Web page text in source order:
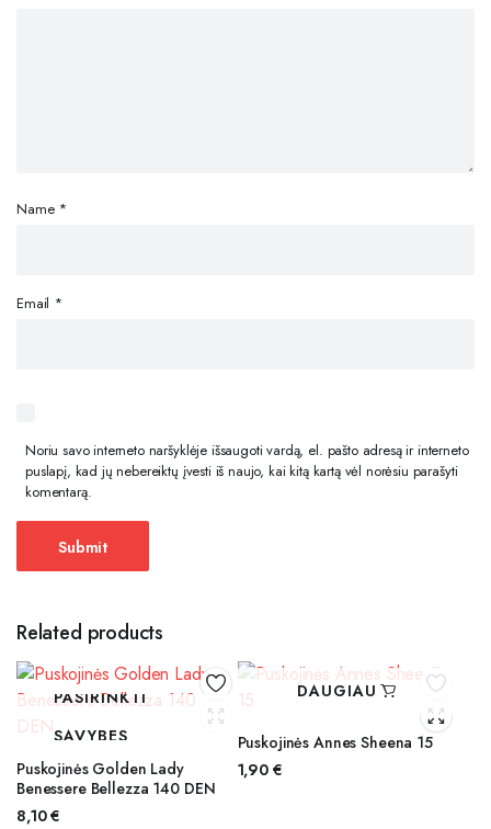
Name *
Email *
Noriu savo interneto naršyklėje išsaugoti vardą, el. pašto adresą ir interneto
puslapį, kad jų nebereiktų įvesti iš naujo, kai kitą kartą vėl norėsiu parašyti
komentarą.
Related products
PASIRINKTI
SAVYBES
Puskojinės Golden Lady
Benessere Bellezza 140 DEN
8,10€
DAUGIAU
Puskojinės Annes Sheena 15
1,90 €